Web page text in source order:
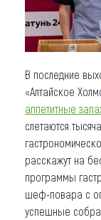
В последние
«Алтайское
аппетитные
слетаются
расскажут на
программы
шеф-повара с
успешные